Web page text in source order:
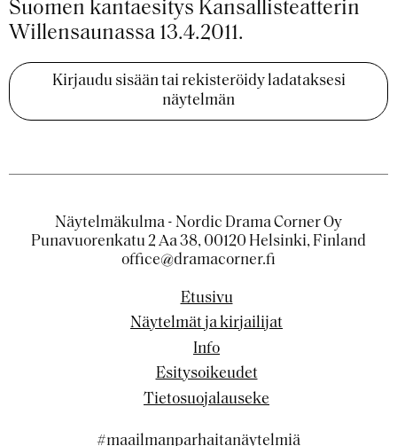
Suomen kantaesitys Kansallisteatterin
Willensaunassa 13.4.2011.
Kirjaudu sisään tai rekisteröidy ladataksesi
näytelmän
Näytelmäkulma - Nordic Drama Corner Oy
Punavuorenkatu 2 Aa 38, 00120 Helsinki, Finland
office@dramacorner.fi
Etusivu
Näytelmät ja kirjailijat
Info
Esitysoikeudet
Tietosuojalauseke
#maailmanparhaitanäytelmiä